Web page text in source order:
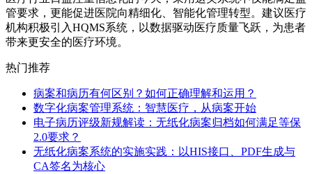
管要求，更能促进医院向精细化、智能化管理转型。建议医疗
机构积极引入HQMS系统，以数据驱动医疗质量飞跃，为患者
带来更安全的医疗环境。
热门推荐
病案和病历有何区别？如何正确理解和运用？
数字化病案管理系统：智慧医疗，从病案开始
电子病历评级新规解读：无纸化病案归档如何满足等保
2.0要求？
无纸化病案系统的实施实践：以HIS接口、PDF生成与
CA签名为核心